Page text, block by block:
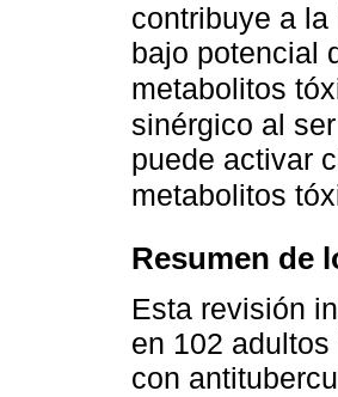
contribuye a
bajo potencial
metabolitos
sinérgico al
puede activar
metabolitos
Resumen de
Esta revisión
en 102
con